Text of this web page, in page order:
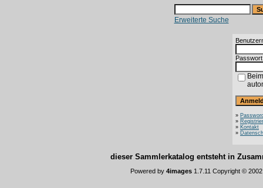
Erweiterte Suche
»
»
» Kontakt
»
dieser Sammlerkatalog entsteht in
Powered by 4images 1.7.11 Copyright ©